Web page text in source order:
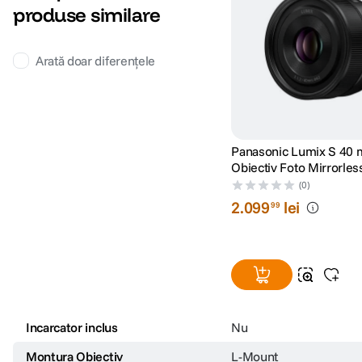
MTF Chart
Pentru obiectivele care au capacitate de compensare a distorsiunii, axa
Lungime
produse similare
Arată doar diferențele
Panasonic Lumix S 40
Obiectiv Foto
Frame Montura L
(0)
2.09999 lei
Incarcator inclus
Nu
Montura Obiectiv
L-Mount